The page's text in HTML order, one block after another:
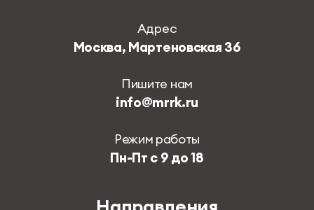
Адрес
Москва, Мартеновская 36
Пишите нам
info@mrrk.ru
Режим работы
Пн-Пт с 9 до 18